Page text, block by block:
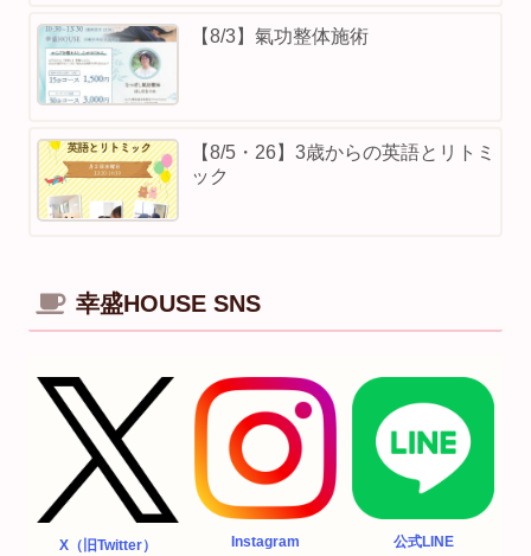
【8/3】⁡氣功整体施術
【8/5・26】3歳からの英語とリトミ
ック
幸盛HOUSE SNS
X（旧Twitter） Instagram 公式LINE